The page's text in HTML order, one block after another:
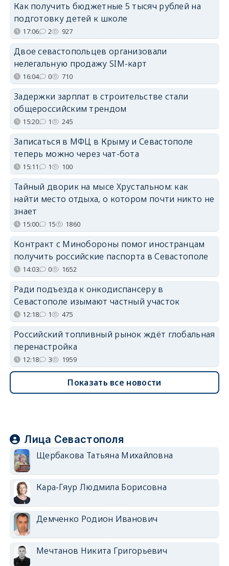
Как получить бюджетные 5 тысяч рублей на
подготовку детей к школе
17:06 2 927
Двое севастопольцев организовали
нелегальную продажу SIM-карт
16:04 0 710
Задержки зарплат в строительстве стали
общероссийским трендом
15:20 1 245
Записаться в МФЦ в Крыму и Севастополе
теперь можно через чат-бота
15:11 1 100
Тайный дворик на мысе Хрустальном: как
найти место отдыха, о котором почти никто не
знает
15:00 15 1860
Контракт с Минобороны помог иностранцам
получить российские паспорта в Севастополе
14:03 0 1652
Ради подъезда к онкодиспансеру в
Севастополе изымают частный участок
12:18 1 475
Российский топливный рынок ждёт глобальная
перенастройка
12:18 3 1959
Показать все новости
Лица Севастополя
Щербакова Татьяна Михайловна
Кара-Гяур Людмила Борисовна
Демченко Родион Иванович
Мечтанов Никита Григорьевич